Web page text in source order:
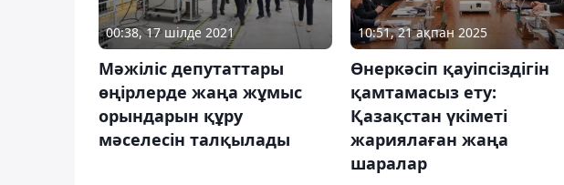
00:38, 17 шілде 2021
Мәжіліс депутаттары
өңірлерде жаңа жұмыс
орындарын құру
мәселесін талқылады
10:51, 21 ақпан 2025
Өнеркәсіп қауіпсіздігін
қамтамасыз ету:
Қазақстан үкіметі
жариялаған жаңа
шаралар